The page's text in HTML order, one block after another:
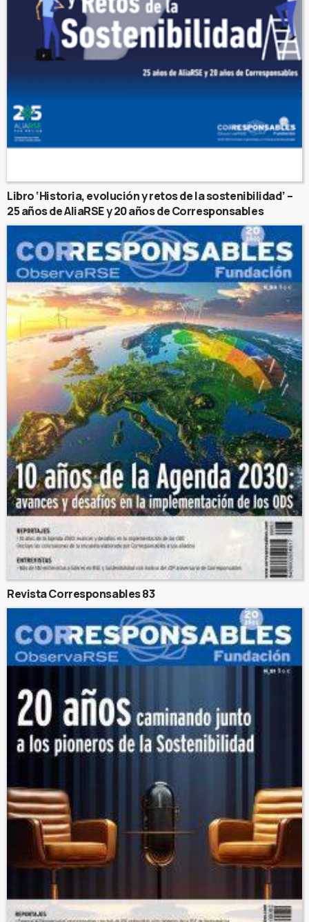
Libro ‘Historia, evolución y retos de la sostenibilidad’ –
25 años de AliaRSE y 20 años de Corresponsables
Revista Corresponsables 83